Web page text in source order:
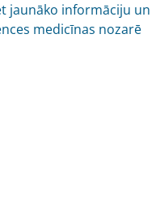
jaunāko informāciju un
medicīnas nozarē